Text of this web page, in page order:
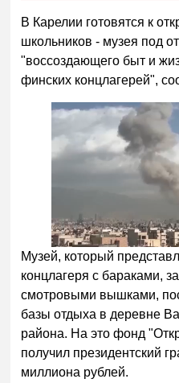
В Карелии готовятся к
школьников - музея под
"воссоздающего быт и
финских концлагерей",
Музей, который
концлагеря с бараками,
смотровыми вышками,
базы отдыха в деревне
района. На это фонд
получил президентский
миллиона рублей.